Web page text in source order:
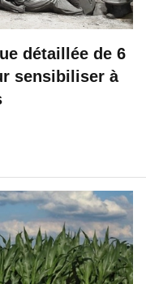
détaillée de 6
sensibiliser à